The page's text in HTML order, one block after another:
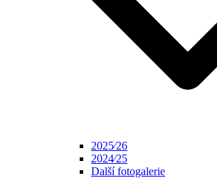
2025⁄26
2024⁄25
Další fotogalerie